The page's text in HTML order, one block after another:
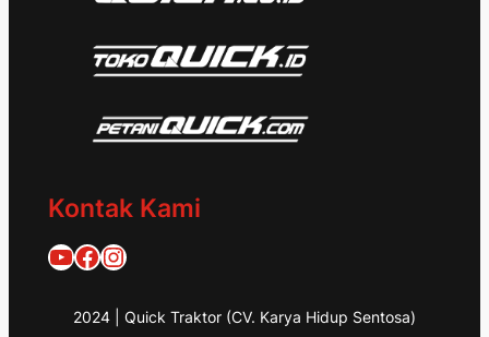
Kontak Kami
Quick Traktor
Traktor Quick 1953@quicktraktor
2024 | Quick Traktor (CV. Karya Hidup Sentosa)